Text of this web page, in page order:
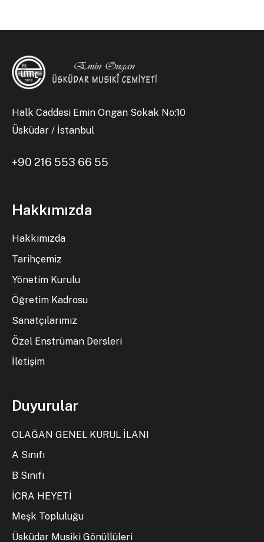
Halk Caddesi Emin Ongan Sokak No:10
Üsküdar / İstanbul
+90 216 553 66 55
Hakkımızda
Hakkımızda
Tarihçemiz
Yönetim Kurulu
Öğretim Kadrosu
Sanatçılarımız
Özel Enstrüman Dersleri
İletişim
Duyurular
OLAĞAN GENEL KURUL İLANI
A Sınıfı
B Sınıfı
İCRA HEYETİ
Meşk Topluluğu
Üsküdar Musiki Gönüllüleri